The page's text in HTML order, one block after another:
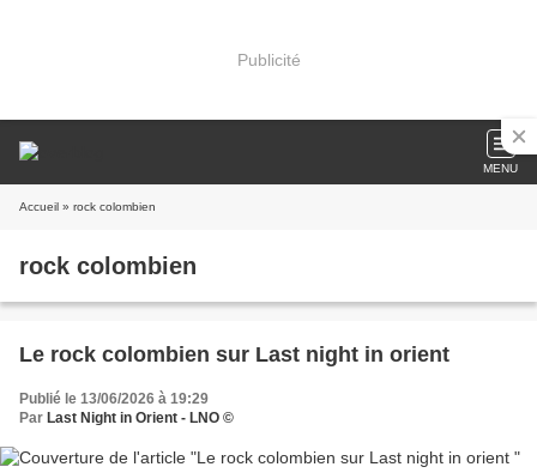
Publicité
MENU
Accueil » rock colombien
rock colombien
Le rock colombien sur Last night in orient
Publié le 13/06/2026 à 19:29
Par Last Night in Orient - LNO ©